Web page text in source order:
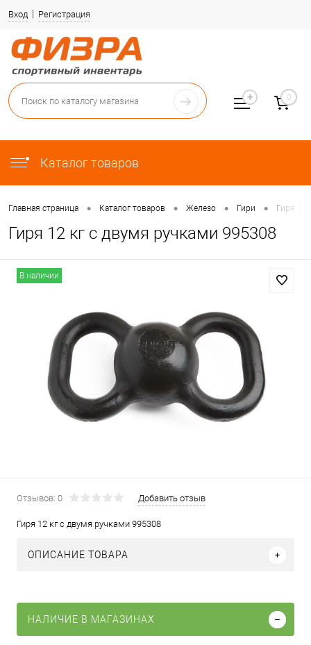
Вход Регистрация
Каталог товаров
0
Главная страница • Каталог товаров • Железо • Гири • Гиря 12
Гиря 12 кг с двумя ручками 995308
В наличии
Отзывов: 0 Добавить отзыв
Гиря 12 кг с двумя ручками 995308
ОПИСАНИЕ ТОВАРА
НАЛИЧИЕ В МАГАЗИНАХ